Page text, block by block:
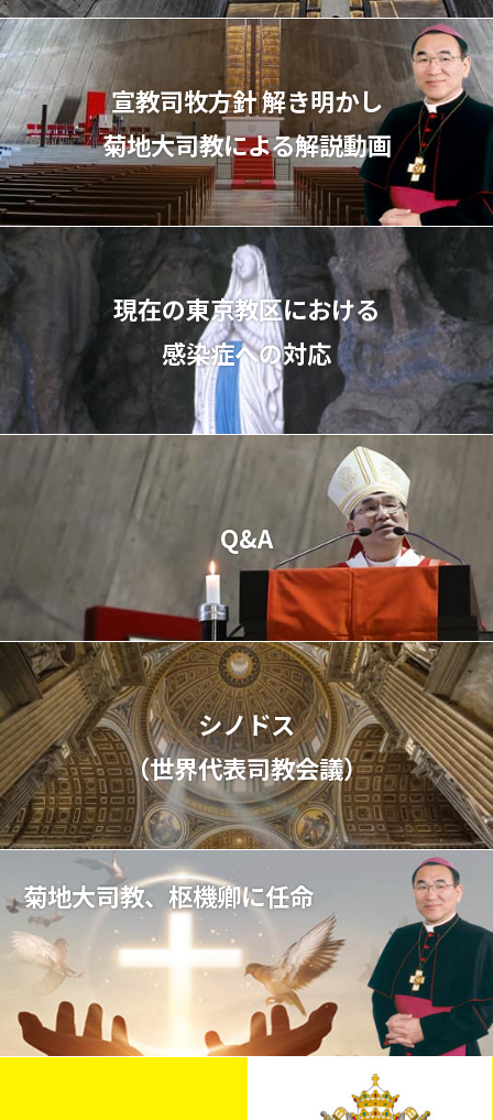
宣教司牧⽅針 解き明かし
菊地⼤司教による解説動画
現在の東京教区における
感染症への対応
Q&A
シノドス
（世界代表司教会議）
菊地大司教、枢機卿に任命